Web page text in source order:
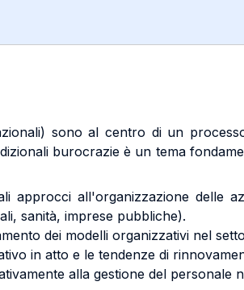
sono al centro di un
burocrazie è un tema
approcci all'organizzazione delle
sanità, imprese pubbliche).
dei modelli organizzativi nel
in atto e le tendenze di
alla gestione del personale